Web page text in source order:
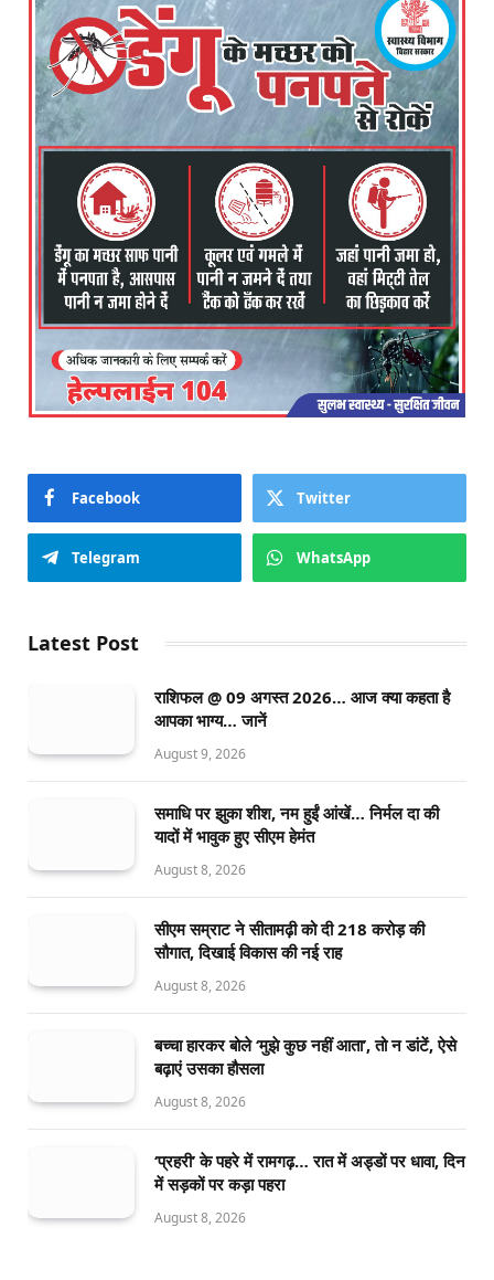
Facebook Twitter
Telegram WhatsApp
Latest Post
राशिफल @ 09 अगस्त 2026… आज क्या कहता है
आपका भाग्य… जानें
August 9, 2026
समाधि पर झुका शीश, नम हुईं आंखें… निर्मल दा की
यादों में भावुक हुए सीएम हेमंत
August 8, 2026
सीएम सम्राट ने सीतामढ़ी को दी 218 करोड़ की
सौगात, दिखाई विकास की नई राह
August 8, 2026
बच्चा हारकर बोले ‘मुझे कुछ नहीं आता’, तो न डांटें, ऐसे
बढ़ाएं उसका हौसला
August 8, 2026
‘प्रहरी’ के पहरे में रामगढ़… रात में अड्डों पर धावा, दिन
में सड़कों पर कड़ा पहरा
August 8, 2026